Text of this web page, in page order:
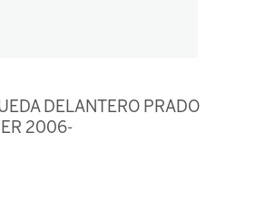
DELANTERO PRADO
2006-